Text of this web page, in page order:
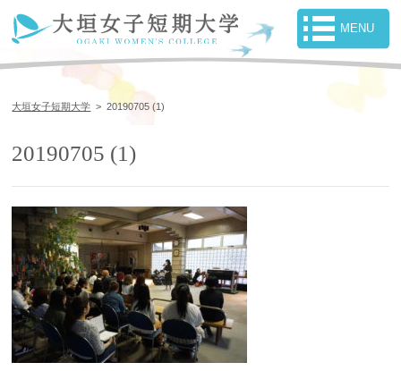
大垣女子短期大学 >20190705 (1)
20190705 (1)